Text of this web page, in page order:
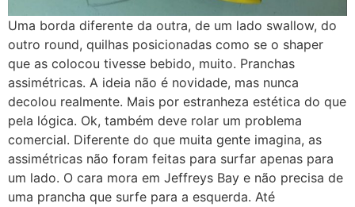
Uma borda diferente da outra, de um lado swallow, do
outro round, quilhas posicionadas como se o shaper
que as colocou tivesse bebido, muito. Pranchas
assimétricas. A ideia não é novidade, mas nunca
decolou realmente. Mais por estranheza estética do que
pela lógica. Ok, também deve rolar um problema
comercial. Diferente do que muita gente imagina, as
assimétricas não foram feitas para surfar apenas para
um lado. O cara mora em Jeffreys Bay e não precisa de
uma prancha que surfe para a esquerda. Até